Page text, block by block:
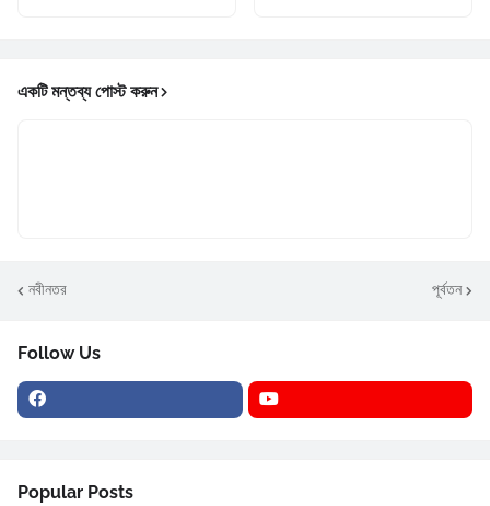
একটি মন্তব্য পোস্ট করুন
নবীনতর পূর্বতন
Follow Us
Popular Posts